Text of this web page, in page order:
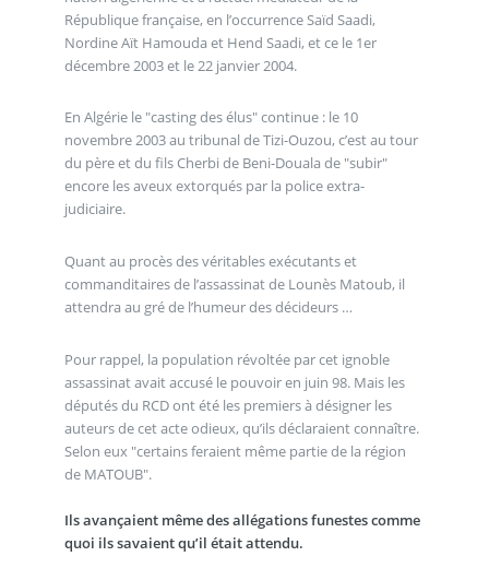
République française, en l’occurrence Saïd Saadi,
Nordine Aït Hamouda et Hend Saadi, et ce le 1er
décembre 2003 et le 22 janvier 2004.
En Algérie le "casting des élus" continue : le 10
novembre 2003 au tribunal de Tizi-Ouzou, c’est au tour
du père et du fils Cherbi de Beni-Douala de "subir"
encore les aveux extorqués par la police extra-
judiciaire.
Quant au procès des véritables exécutants et
commanditaires de l’assassinat de Lounès Matoub, il
attendra au gré de l’humeur des décideurs …
Pour rappel, la population révoltée par cet ignoble
assassinat avait accusé le pouvoir en juin 98. Mais les
députés du RCD ont été les premiers à désigner les
auteurs de cet acte odieux, qu’ils déclaraient connaître.
Selon eux "certains feraient même partie de la région
de MATOUB".
Ils avançaient même des allégations funestes comme
quoi ils savaient qu’il était attendu.